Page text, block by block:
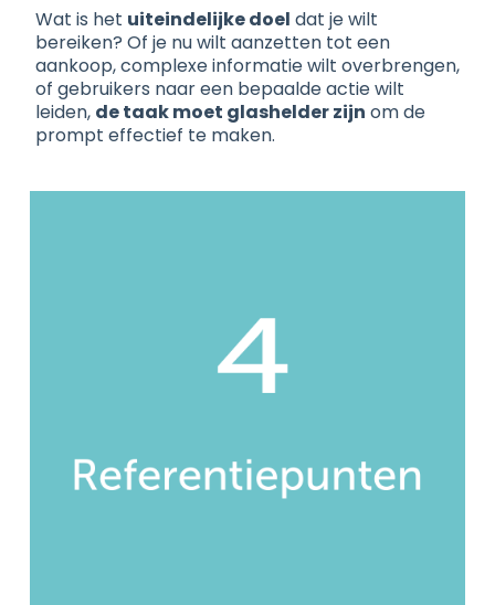
Wat is het uiteindelijke doel dat je wilt
bereiken? Of je nu wilt aanzetten tot een
aankoop, complexe informatie wilt overbrengen,
of gebruikers naar een bepaalde actie wilt
leiden, de taak moet glashelder zijn om de
prompt effectief te maken.